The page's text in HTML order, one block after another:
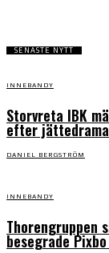
SENASTE NYTT
INNEBANDY
Storvreta IBK
efter jättedrama
DANIEL BERGSTRÖM
INNEBANDY
Thorengruppen
besegrade